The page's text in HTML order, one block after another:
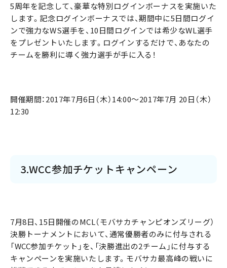
5周年を記念して、豪華な特別ログインボーナスを実施いた
します。記念ログインボーナスでは、期間中に5日間ログイ
ンで強力なWS選手を、10日間ログインでは希少なWL選手
をプレゼントいたします。ログインするだけで、あなたの
チームを勝利に導く強力選手が手に入る！
開催期間：2017年7月6日（木）14:00～2017年7月 20日（木）
12:30
3.WCC参加チケットキャンペーン
7月8日、15日開催のMCL（モバサカチャンピオンズリーグ）
決勝トーナメントにおいて、通常優勝者のみに付与される
「WCC参加チケット」を、「決勝進出の2チーム」に付与する
キャンペーンを実施いたします。モバサカ最高峰の戦いに